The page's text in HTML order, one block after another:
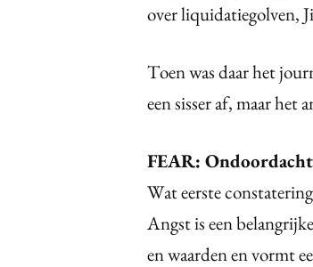
over liquidatiegolven,
Toen was daar het
een sisser af, maar het
FEAR: Ondoordacht
Wat eerste
Angst is een
en waarden en vormt